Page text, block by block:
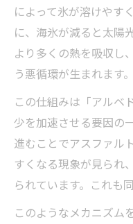
によって氷が溶けやす
に、海氷が減ると太陽
より多くの熱を吸収し
う悪循環が生まれます。
この仕組みは「アルベ
少を加速させる要因の
進むことでアスファル
すくなる現象が見られ
られています。これも
このようなメカニズム